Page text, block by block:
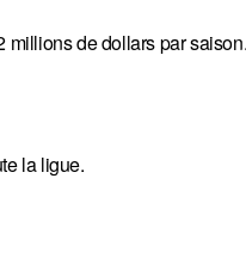
millions de dollars par
la ligue.